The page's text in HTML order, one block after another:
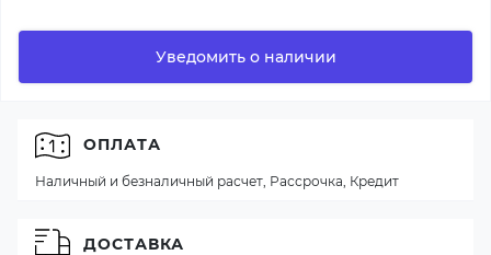
Уведомить о наличии
ОПЛАТА
Наличный и безналичный расчет, Рассрочка, Кредит
ДОСТАВКА